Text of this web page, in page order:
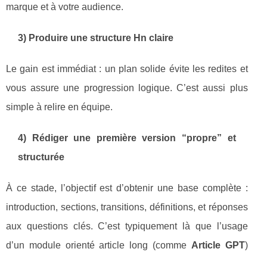
marque et à votre audience.
3) Produire une structure Hn claire
Le gain est immédiat : un plan solide évite les redites et
vous assure une progression logique. C’est aussi plus
simple à relire en équipe.
4) Rédiger une première version “propre” et
structurée
À ce stade, l’objectif est d’obtenir une base complète :
introduction, sections, transitions, définitions, et réponses
aux questions clés. C’est typiquement là que l’usage
d’un module orienté article long (comme Article GPT)